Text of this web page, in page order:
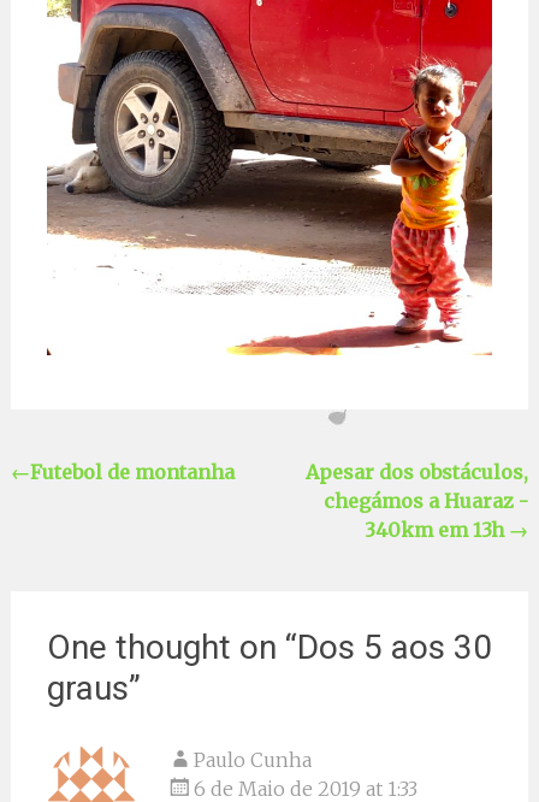
←Futebol de montanha
Apesar dos obstáculos,
chegámos a Huaraz -
340km em 13h →
One thought on “Dos 5 aos 30
graus”
Paulo Cunha
6 de Maio de 2019 at 1:33